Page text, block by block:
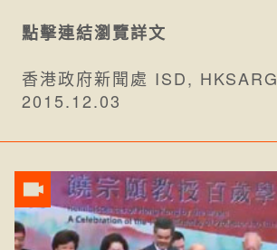
點擊連結瀏覽詳文
香港政府新聞處 ISD, HKSARG
2015.12.03